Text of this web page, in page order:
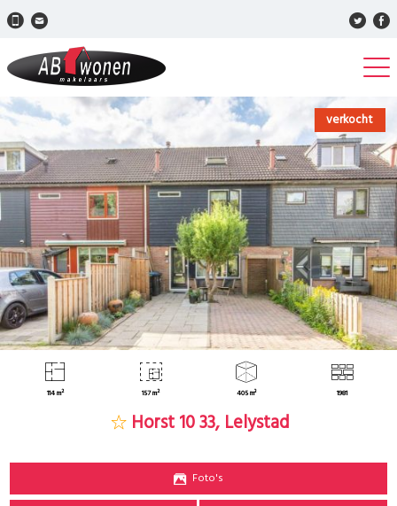
verkocht
114 m² 157 m² 405 m³ 1981
Horst 10 33, Lelystad
Foto's